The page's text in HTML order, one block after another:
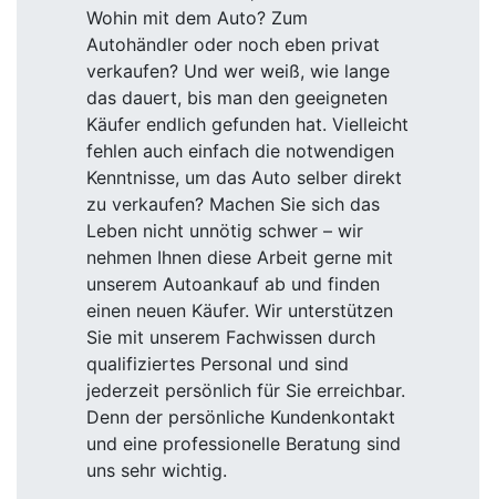
Wohin mit dem Auto? Zum
Autohändler oder noch eben privat
verkaufen? Und wer weiß, wie lange
das dauert, bis man den geeigneten
Käufer endlich gefunden hat. Vielleicht
fehlen auch einfach die notwendigen
Kenntnisse, um das Auto selber direkt
zu verkaufen? Machen Sie sich das
Leben nicht unnötig schwer – wir
nehmen Ihnen diese Arbeit gerne mit
unserem Autoankauf ab und finden
einen neuen Käufer. Wir unterstützen
Sie mit unserem Fachwissen durch
qualifiziertes Personal und sind
jederzeit persönlich für Sie erreichbar.
Denn der persönliche Kundenkontakt
und eine professionelle Beratung sind
uns sehr wichtig.